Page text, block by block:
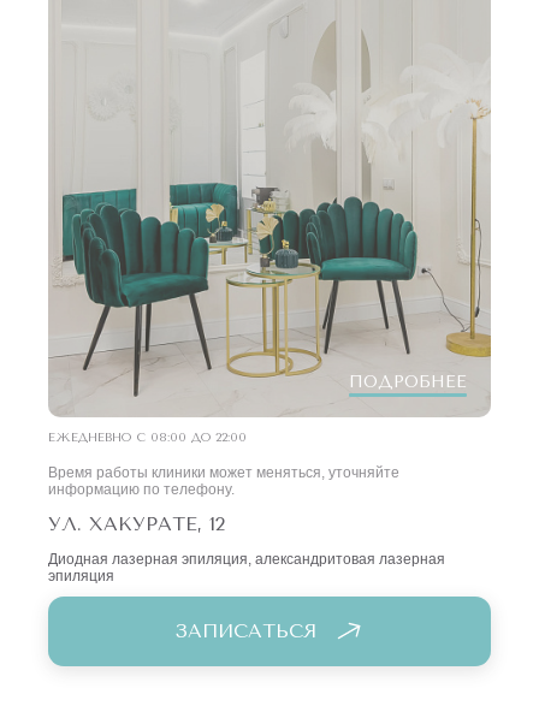
ПОДРОБНЕЕ
ЕЖЕДНЕВНО С 08:00 ДО 22:00
Время работы клиники может меняться, уточняйте
информацию по телефону.
УЛ. XАКУРАТЕ, 12
Диодная лазерная эпиляция, александритовая лазерная
эпиляция
ЗАПИСАТЬСЯ